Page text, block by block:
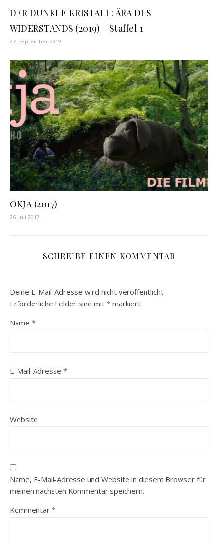
DER DUNKLE KRISTALL: ÄRA DES
WIDERSTANDS (2019) – Staffel 1
27. September 2019
OKJA (2017)
26. Juli 2017
SCHREIBE EINEN KOMMENTAR
Deine E-Mail-Adresse wird nicht veröffentlicht.
Erforderliche Felder sind mit * markiert
Name *
E-Mail-Adresse *
Website
Name, E-Mail-Adresse und Website in diesem Browser für
meinen nächsten Kommentar speichern.
Kommentar *